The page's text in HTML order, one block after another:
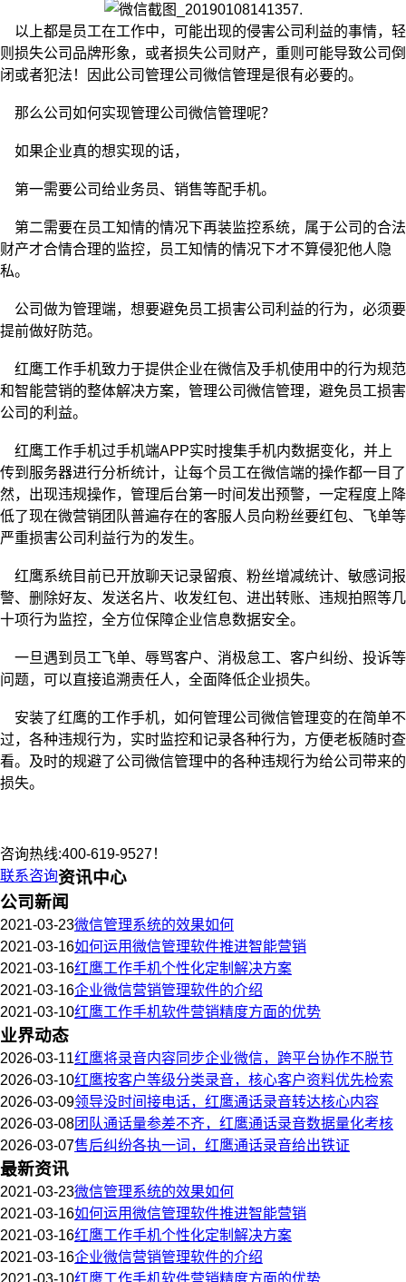
以上都是员工在工作中，可能出现的侵害公司利益的事情，轻
则损失公司品牌形象，或者损失公司财产，重则可能导致公司倒
闭或者犯法！因此公司管理公司微信管理是很有必要的。
那么公司如何实现管理公司微信管理呢？
如果企业真的想实现的话，
第一需要公司给业务员、销售等配手机。
第二需要在员工知情的情况下再装监控系统，属于公司的合法
财产才合情合理的监控，员工知情的情况下才不算侵犯他人隐
私。
公司做为管理端，想要避免员工损害公司利益的行为，必须要
提前做好防范。
红鹰工作手机致力于提供企业在微信及手机使用中的行为规范
和智能营销的整体解决方案，管理公司微信管理，避免员工损害
公司的利益。
红鹰工作手机过手机端APP实时搜集手机内数据变化，并上
传到服务器进行分析统计，让每个员工在微信端的操作都一目了
然，出现违规操作，管理后台第一时间发出预警，一定程度上降
低了现在微营销团队普遍存在的客服人员向粉丝要红包、飞单等
严重损害公司利益行为的发生。
红鹰系统目前已开放聊天记录留痕、粉丝增减统计、敏感词报
警、删除好友、发送名片、收发红包、进出转账、违规拍照等几
十项行为监控，全方位保障企业信息数据安全。
一旦遇到员工飞单、辱骂客户、消极怠工、客户纠纷、投诉等
问题，可以直接追溯责任人，全面降低企业损失。
安装了红鹰的工作手机，如何管理公司微信管理变的在简单不
过，各种违规行为，实时监控和记录各种行为，方便老板随时查
看。及时的规避了公司微信管理中的各种违规行为给公司带来的
损失。
咨询热线:400-619-9527！
联系咨询资讯中心
公司新闻
2021-03-23微信管理系统的效果如何
2021-03-16如何运用微信管理软件推进智能营销
2021-03-16红鹰工作手机个性化定制解决方案
2021-03-16企业微信营销管理软件的介绍
2021-03-10红鹰工作手机软件营销精度方面的优势
业界动态
2026-03-11红鹰将录音内容同步企业微信，跨平台协作不脱节
2026-03-10红鹰按客户等级分类录音，核心客户资料优先检索
2026-03-09领导没时间接电话，红鹰通话录音转达核心内容
2026-03-08团队通话量参差不齐，红鹰通话录音数据量化考核
2026-03-07售后纠纷各执一词，红鹰通话录音给出铁证
最新资讯
2021-03-23微信管理系统的效果如何
2021-03-16如何运用微信管理软件推进智能营销
2021-03-16红鹰工作手机个性化定制解决方案
2021-03-16企业微信营销管理软件的介绍
2021-03-10红鹰工作手机软件营销精度方面的优势